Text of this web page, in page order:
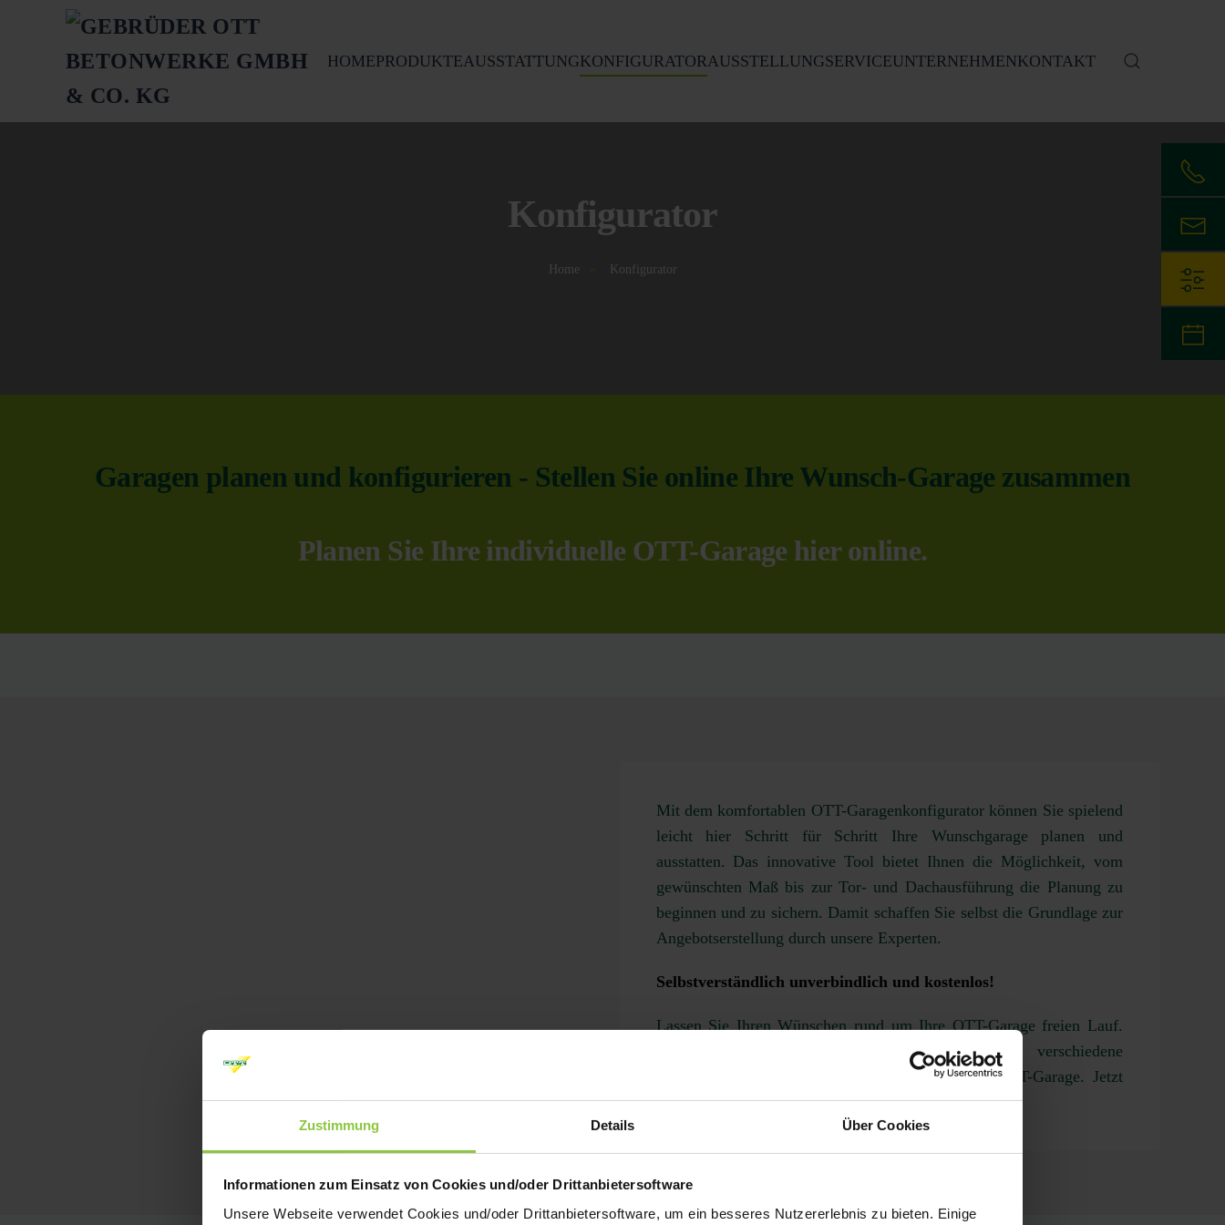
Zustimmung Details Über Cookies
Informationen zum Einsatz von Cookies und/oder Drittanbietersoftware
Unsere Webseite verwendet Cookies und/oder Drittanbietersoftware, um ein besseres Nutzererlebnis zu bieten. Einige
Springe zum Hauptinhalt
HOMEPRODUKTEAUSSTATTUNGKONFIGURATORAUSSTELLUNGSERVICEUNTERNEHMENKONTAKT
Konfigurator
Home Konfigurator
Garagen planen und konfigurieren - Stellen Sie online Ihre Wunsch-Garage zusammen
Planen Sie Ihre individuelle OTT-Garage hier online.
Mit dem komfortablen OTT-Garagenkonfigurator können Sie spielend
leicht hier Schritt für Schritt Ihre Wunschgarage planen und
ausstatten. Das innovative Tool bietet Ihnen die Möglichkeit, vom
gewünschten Maß bis zur Tor- und Dachausführung die Planung zu
beginnen und zu sichern. Damit schaffen Sie selbst die Grundlage zur
Angebotserstellung durch unsere Experten.
Selbstverständlich unverbindlich und kostenlos!
Lassen Sie Ihren Wünschen rund um Ihre OTT-Garage freien Lauf.
Vergleichen Sie Ausstattungsvarianten, Tore oder verschiedene
Abmessungen. Finden Sie die für Sie passende OTT-Garage. Jetzt
sind Sie am Zug.